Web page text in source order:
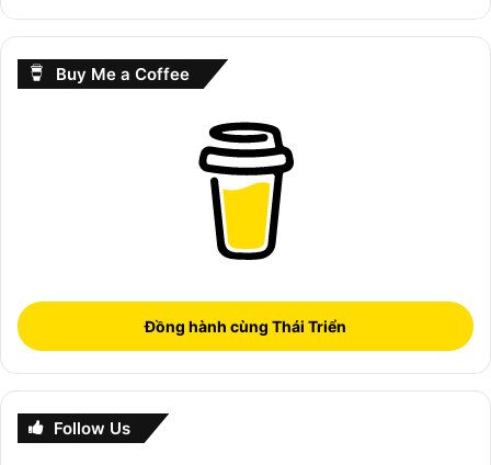
Buy Me a Coffee
Đồng hành cùng Thái Triển
Follow Us